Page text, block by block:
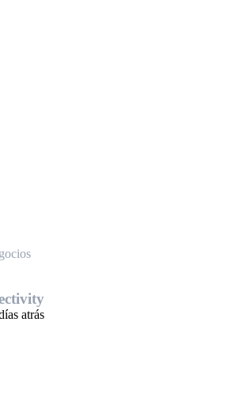
atrás